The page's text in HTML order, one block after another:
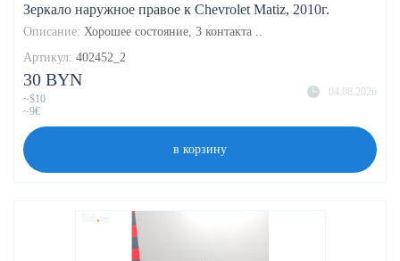
Зеркало наружное правое к Chevrolet Matiz, 2010г.
Описание: Хорошее состояние, 3 контакта ..
Артикул: 402452_2
04.08.2026
30 BYN
~$10
~9€
в корзину